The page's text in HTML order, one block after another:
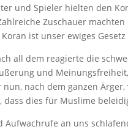
und Spieler hielten den
Zuschauer
Koran ist unser ewiges
all dem reagierte die
und
nun, nach dem ganzen
dass dies für Muslime
Aufwachrufe an uns